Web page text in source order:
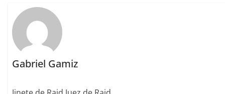
o
k
Gabriel Gamiz